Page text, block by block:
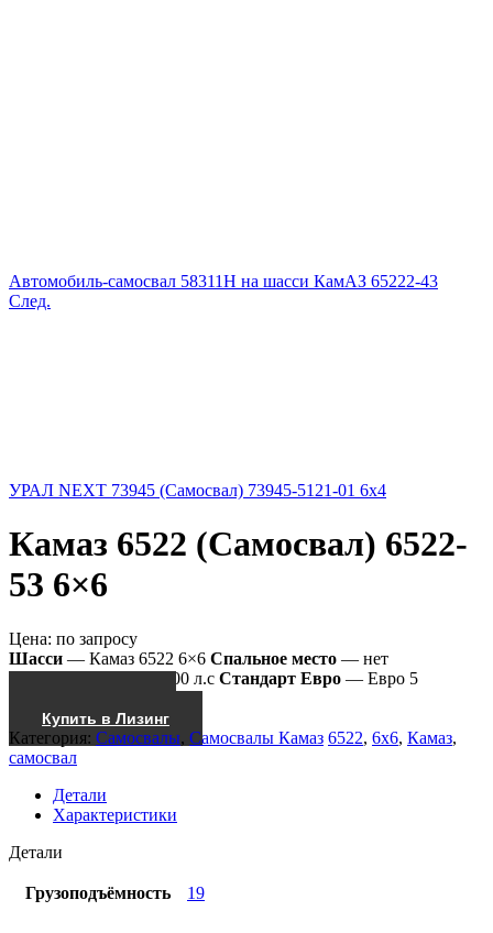
Автомобиль-самосвал 58311H на шасси КамАЗ 65222-43
След.
УРАЛ NEXT 73945 (Самосвал) 73945-5121-01 6x4
Камаз 6522 (Самосвал) 6522-
53 6×6
Цена: по запросу
Шасси — Камаз 6522 6×6 Спальное место — нет
— 400 л.с Стандарт Евро — Евро 5
Купить в Лизинг
Категория: Самосвалы, Самосвалы Камаз 6522, 6x6, Камаз,
самосвал
Детали
Характеристики
Детали
Грузоподъёмность 19